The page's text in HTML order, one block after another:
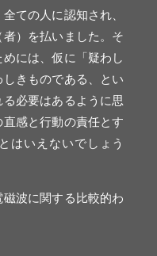
ての人に認知され、
）を払いました。そ
には、仮に「疑わし
きものである、とい
必要はあるように思
感と行動の責任とす
はいえないでしょう
波に関する比較的わ